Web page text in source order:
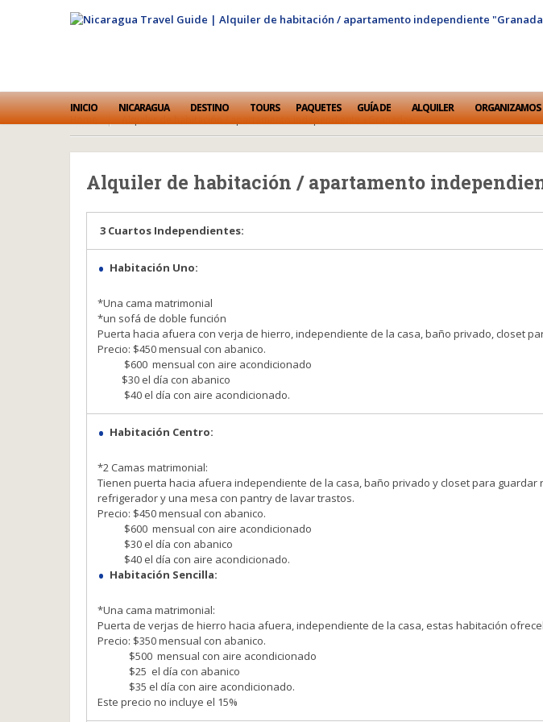
INICIO
NICARAGUA DESTINO TOURS PAQUETES GUÍA DE ALQUILER ORGANIZAMOS
Home
Alquiler de habitación / apartamento independiente «Granada»
Alquiler de habitación / apartamento
3 Cuartos Independientes:
Habitación Uno:
*Una cama matrimonial
*un sofá de doble función
Puerta hacia afuera con verja de hierro, independiente de la casa, baño privado, closet
Precio: $450 mensual con abanico.
$600 mensual con aire acondicionado
$30 el día con abanico
$40 el día con aire acondicionado.
Habitación Centro:
*2 Camas matrimonial:
Tienen puerta hacia afuera independiente de la casa, baño privado y closet para guardar
refrigerador y una mesa con pantry de lavar trastos.
Precio: $450 mensual con abanico.
$600 mensual con aire acondicionado
$30 el día con abanico
$40 el día con aire acondicionado.
Habitación Sencilla:
*Una cama matrimonial:
Puerta de verjas de hierro hacia afuera,independiente de la casa, estas habitación
Precio: $350 mensual con abanico.
$500 mensual con aire acondicionado
$25 el día con abanico
$35 el día con aire acondicionado.
Este precio no incluye el 15%